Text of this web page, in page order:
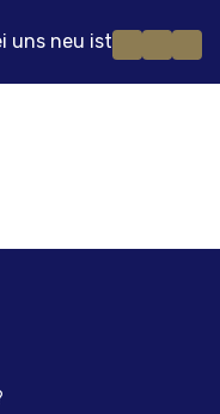
uns neu ist